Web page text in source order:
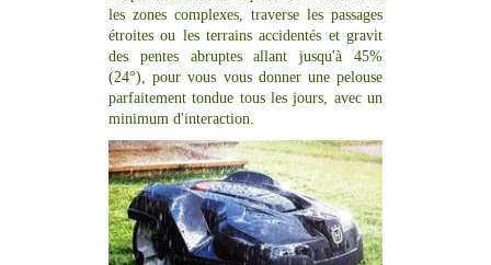
les zones complexes, traverse les passages
étroites ou les terrains accidentés et gravit
des pentes abruptes allant jusqu'à 45%
(24°), pour vous vous donner une pelouse
parfaitement tondue tous les jours, avec un
minimum d'interaction.